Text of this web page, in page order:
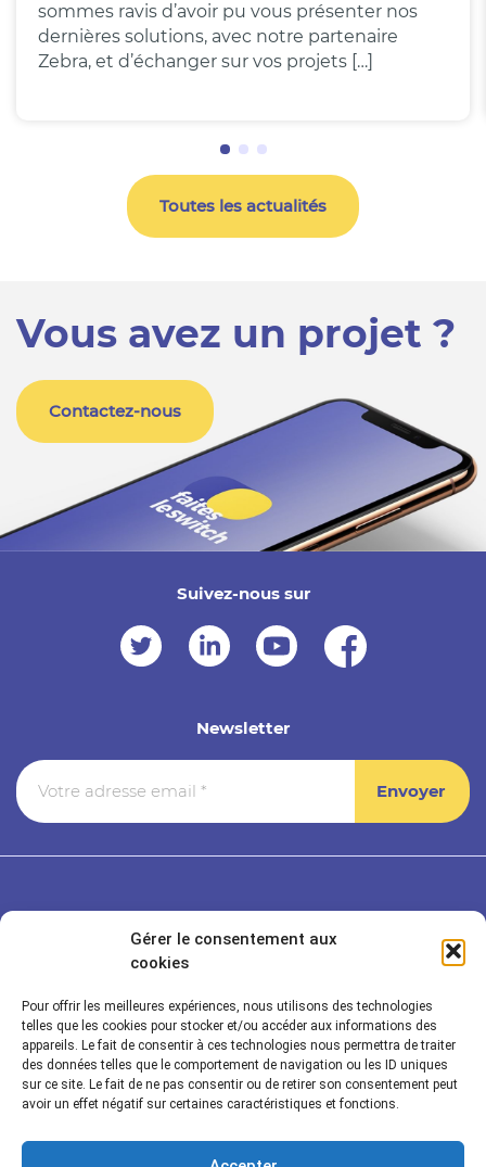
Gérer le consentement aux
cookies
Pour offrir les meilleures expériences, nous utilisons des technologies
telles que les cookies pour stocker et/ou accéder aux informations des
appareils. Le fait de consentir à ces technologies nous permettra de traiter
des données telles que le comportement de navigation ou les ID uniques
sur ce site. Le fait de ne pas consentir ou de retirer son consentement peut
avoir un effet négatif sur certaines caractéristiques et fonctions.
sommes ravis d’avoir pu vous présenter nos
dernières solutions, avec notre partenaire
Zebra, et d’échanger sur vos projets […]
Toutes les actualités
Vous avez un projet ?
Contactez-nous
Suivez-nous sur
Newsletter
Rayonnance Technologies